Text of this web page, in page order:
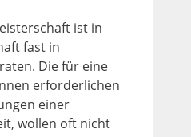
ist in
fast in
Die für eine
erforderlichen
einer
wollen oft nicht